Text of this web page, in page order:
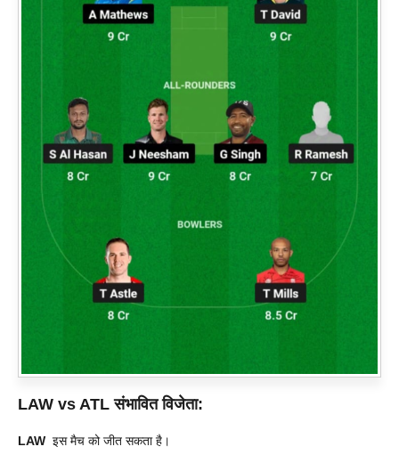
LAW vs ATLसंभावित विजेता:
LAW इस मैच को जीत सकता है।